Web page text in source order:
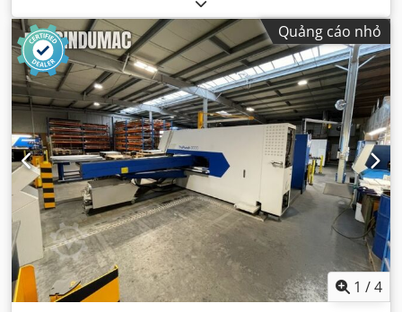
Quảng cáo nhỏ
1 /4